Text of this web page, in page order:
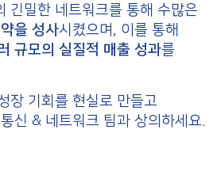
긴밀한 네트워크를 통해 수많은
을 성사시켰으며, 이를 통해
규모의 실질적 매출 성과를
장 기회를 현실로 만들고
신 & 네트워크 팀과 상의하세요.